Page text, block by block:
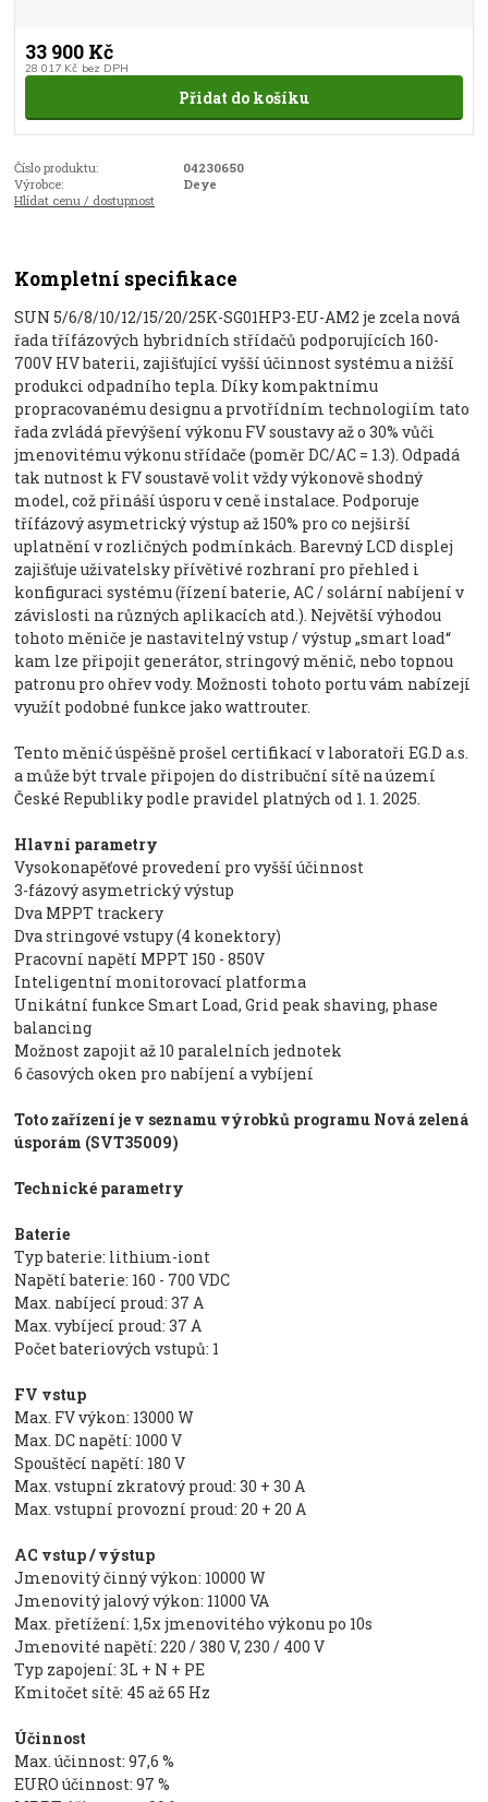
33 900 Kč
28 017 Kč bez DPH
Přidat do košíku
Číslo produktu:
04230650
Výrobce:
Deye
Hlídat cenu / dostupnost
Kompletní specifikace
SUN 5/6/8/10/12/15/20/25K-SG01HP3-EU-AM2 je zcela nová
řada třífázových hybridních střídačů podporujících 160-
700V HV baterii, zajišťující vyšší účinnost systému a nižší
produkci odpadního tepla. Díky kompaktnímu
propracovanému designu a prvotřídním technologiím tato
řada zvládá převýšení výkonu FV soustavy až o 30% vůči
jmenovitému výkonu střídače (poměr DC/AC = 1.3). Odpadá
tak nutnost k FV soustavě volit vždy výkonově shodný
model, což přináší úsporu v ceně instalace. Podporuje
třífázový asymetrický výstup až 150% pro co nejširší
uplatnění v rozličných podmínkách. Barevný LCD displej
zajišťuje uživatelsky přívětivé rozhraní pro přehled i
konfiguraci systému (řízení baterie, AC / solární nabíjení v
závislosti na různých aplikacích atd.). Největší výhodou
tohoto měniče je nastavitelný vstup / výstup „smart load“
kam lze připojit generátor, stringový měnič, nebo topnou
patronu pro ohřev vody. Možnosti tohoto portu vám nabízejí
využít podobné funkce jako wattrouter.
Tento měnič úspěšně prošel certifikací v laboratoři EG.D a.s.
a může být trvale připojen do distribuční sítě na území
České Republiky podle pravidel platných od 1. 1. 2025.
Hlavní parametry
Vysokonapěťové provedení pro vyšší účinnost
3-fázový asymetrický výstup
Dva MPPT trackery
Dva stringové vstupy (4 konektory)
Pracovní napětí MPPT 150 - 850V
Inteligentní monitorovací platforma
Unikátní funkce Smart Load, Grid peak shaving, phase
balancing
Možnost zapojit až 10 paralelních jednotek
6 časových oken pro nabíjení a vybíjení
Toto zařízení je v seznamu výrobků programu Nová zelená
úsporám (SVT35009)
Technické parametry
Baterie
Typ baterie: lithium-iont
Napětí baterie: 160 - 700 VDC
Max. nabíjecí proud: 37 A
Max. vybíjecí proud: 37 A
Počet bateriových vstupů: 1
FV vstup
Max. FV výkon: 13000 W
Max. DC napětí: 1000 V
Spouštěcí napětí: 180 V
Max. vstupní zkratový proud: 30 + 30 A
Max. vstupní provozní proud: 20 + 20 A
AC vstup / výstup
Jmenovitý činný výkon: 10000 W
Jmenovitý jalový výkon: 11000 VA
Max. přetížení: 1,5x jmenovitého výkonu po 10s
Jmenovité napětí: 220 / 380 V, 230 / 400 V
Typ zapojení: 3L + N + PE
Kmitočet sítě: 45 až 65 Hz
Účinnost
Max. účinnost: 97,6 %
EURO účinnost: 97 %